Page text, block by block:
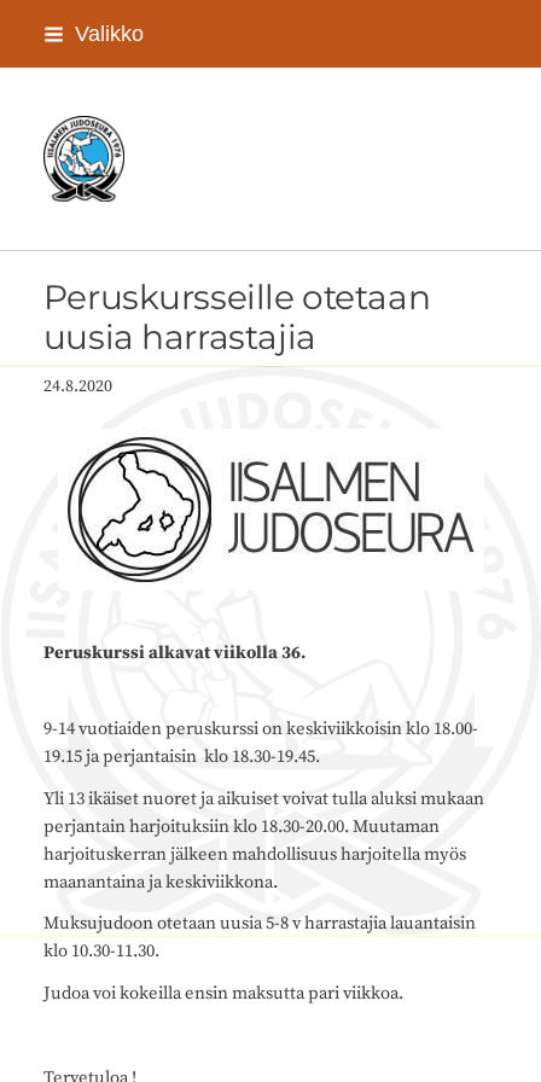
Siirry
Valikko
Iisalmen Judoseura ry
Peruskursseille otetaan
uusia harrastajia
24.8.2020
Peruskurssi alkavat viikolla 36.
9-14 vuotiaiden peruskurssi on keskiviikkoisin klo 18.00-
19.15 ja perjantaisin klo 18.30-19.45.
Yli 13 ikäiset nuoret ja aikuiset voivat tulla aluksi mukaan
perjantain harjoituksiin klo 18.30-20.00. Muutaman
harjoituskerran jälkeen mahdollisuus harjoitella myös
maanantaina ja keskiviikkona.
Muksujudoon otetaan uusia 5-8 v harrastajia lauantaisin
klo 10.30-11.30.
Judoa voi kokeilla ensin maksutta pari viikkoa.